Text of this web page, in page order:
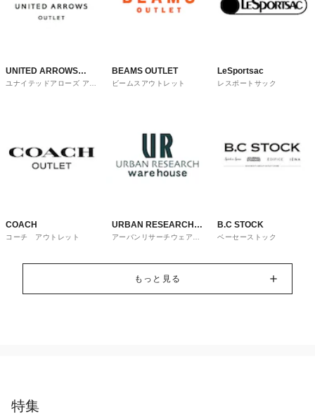
UNITED ARROWS
OUTLET
ユナイテッドアローズ アウ
BEAMS OUTLET
ビームスアウトレット
LeSportsac
レスポートサック
COACH
コーチ アウトレット
URBAN RESEARCH
ware house
アーバンリサーチウェアハ
B.C STOCK
ベーセーストック
もっと見る
特集